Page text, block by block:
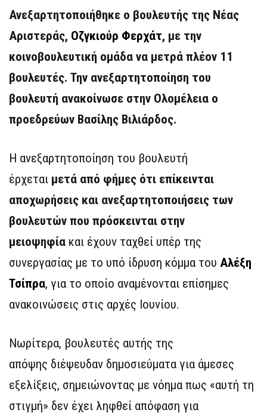
Ανεξαρτητοποιήθηκε ο βουλευτής της Νέας
Αριστεράς, Οζγκιούρ Φερχάτ, με την
κοινοβουλευτική ομάδα να μετρά πλέον 11
βουλευτές. Την ανεξαρτητοποίηση του
βουλευτή ανακοίνωσε στην Ολομέλεια ο
προεδρεύων Βασίλης Βιλιάρδος.
Η ανεξαρτητοποίηση του βουλευτή
έρχεται μετά από φήμες ότι επίκεινται
αποχωρήσεις και ανεξαρτητοποιήσεις των
βουλευτών που πρόσκεινται στην
μειοψηφία και έχουν ταχθεί υπέρ της
συνεργασίας με το υπό ίδρυση κόμμα του Αλέξη
Τσίπρα, για το οποίο αναμένονται επίσημες
ανακοινώσεις στις αρχές Ιουνίου.
Νωρίτερα, βουλευτές αυτής της
απόψης διέψευδαν δημοσιεύματα για άμεσες
εξελίξεις, σημειώνοντας με νόημα πως «αυτή τη
στιγμή» δεν έχει ληφθεί απόφαση για